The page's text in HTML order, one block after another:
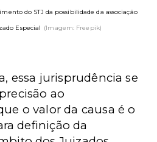
do STJ da possibilidade da associação
Especial (Imagem: Freepik)
essa jurisprudência se
ao
o valor da causa é o
definição da